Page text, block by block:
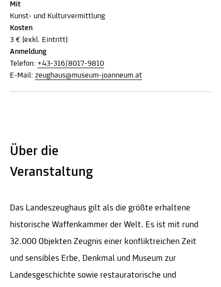
Mit
Kunst- und Kulturvermittlung
Kosten
3 € (exkl. Eintritt)
Anmeldung
Telefon: +43-316/8017-9810
E-Mail: zeughaus@museum-joanneum.at
Über die
Veranstaltung
Das Landeszeughaus gilt als die größte erhaltene
historische Waffenkammer der Welt. Es ist mit rund
32.000 Objekten Zeugnis einer konfliktreichen Zeit
und sensibles Erbe, Denkmal und Museum zur
Landesgeschichte sowie restauratorische und